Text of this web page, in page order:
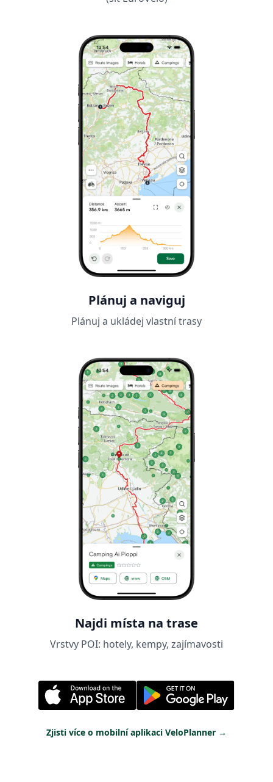
Plánuj a naviguj
Plánuj a ukládej vlastní trasy
Najdi místa na trase
Vrstvy POI: hotely, kempy, zajímavosti
Zjisti více o mobilní aplikaci VeloPlanner →